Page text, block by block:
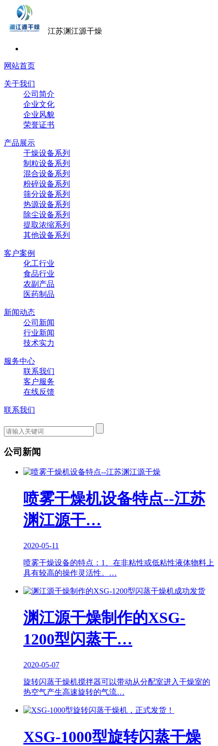
江苏渊江源干燥
网站首页
关于我们
公司简介
企业文化
企业风貌
荣誉证书
产品展示
干燥设备系列
制粒设备系列
混合设备系列
粉碎设备系列
筛分设备系列
热源设备系列
除尘设备系列
提取浓缩系列
其他设备系列
客户案例
化工行业
食品行业
农副产品
医药制品
新闻动态
公司新闻
行业新闻
技术实力
服务中心
联系我们
客户服务
在线反馈
联系我们
公司新闻
喷雾干燥机设备特点--江苏
渊江源干…
2020-05-11
喷雾干燥设备的特点：1、在非粘性或低粘性液体物料上
具有较高的操作灵活性。…
渊江源干燥制作的XSG-
1200型闪蒸干…
2020-05-07
旋转闪蒸干燥机搅拌器可以带动从分配室进入干燥室的
热空气产生高速旋转的气流…
XSG-1000型旋转闪蒸干燥